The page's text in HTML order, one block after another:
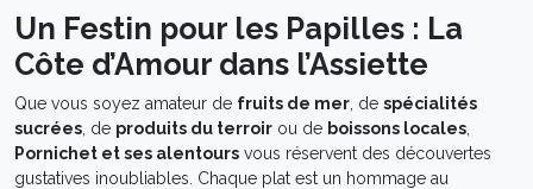
Un Festin pour les Papilles : La
Côte d’Amour dans l’Assiette
Que vous soyez amateur de fruits de mer , de spécialités
sucrées , de produits du terroir ou de boissons locales
Pornichet et ses alentours vous réservent des découvertes
gustatives inoubliables. Chaque plat est un hommage au